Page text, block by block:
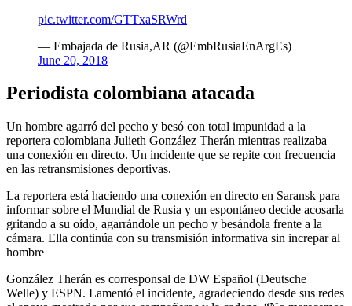
pic.twitter.com/GTTxaSRWrd
— Embajada de Rusia,AR (@EmbRusiaEnArgEs)
June 20, 2018
Periodista colombiana atacada
Un hombre agarró del pecho y besó con total impunidad a la
reportera colombiana Julieth González Therán mientras realizaba
una conexión en directo. Un incidente que se repite con frecuencia
en las retransmisiones deportivas.
La reportera está haciendo una conexión en directo en Saransk para
informar sobre el Mundial de Rusia y un espontáneo decide acosarla
gritando a su oído, agarrándole un pecho y besándola frente a la
cámara. Ella continúa con su transmisión informativa sin increpar al
hombre
González Therán es corresponsal de DW Español (Deutsche
Welle) y ESPN. Lamentó el incidente, agradeciendo desde sus redes